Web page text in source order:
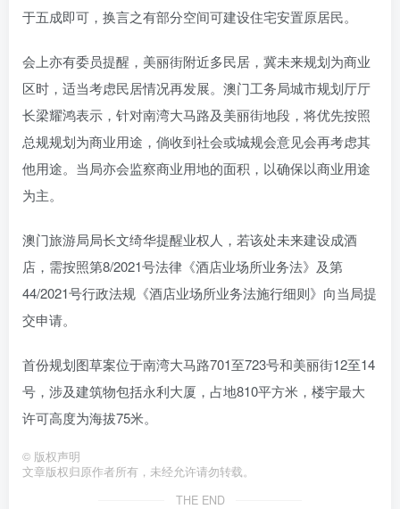
于五成即可，换言之有部分空间可建设住宅安置原居民。
会上亦有委员提醒，美丽街附近多民居，冀未来规划为商业
区时，适当考虑民居情况再发展。澳门工务局城市规划厅厅
长梁耀鸿表示，针对南湾大马路及美丽街地段，将优先按照
总规规划为商业用途，倘收到社会或城规会意见会再考虑其
他用途。当局亦会监察商业用地的面积，以确保以商业用途
为主。
澳门旅游局局长文绮华提醒业权人，若该处未来建设成酒
店，需按照第8/2021号法律《酒店业场所业务法》及第
44/2021号行政法规《酒店业场所业务法施行细则》向当局提
交申请。
首份规划图草案位于南湾大马路701至723号和美丽街12至14
号，涉及建筑物包括永利大厦，占地810平方米，楼宇最大
许可高度为海拔75米。
© 版权声明
文章版权归原作者所有，未经允许请勿转载。
THE END